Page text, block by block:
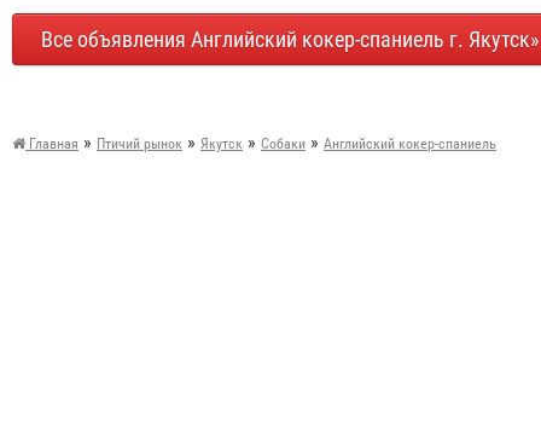
Все объявления Английский кокер-спаниель г. Якутск»
Главная » Птичий рынок » Якутск » Собаки » Английский кокер-спаниель